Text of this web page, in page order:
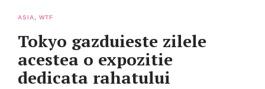
ASIA WTF
Tokyo gazduieste zilele
acestea o expozitie
dedicata rahatului